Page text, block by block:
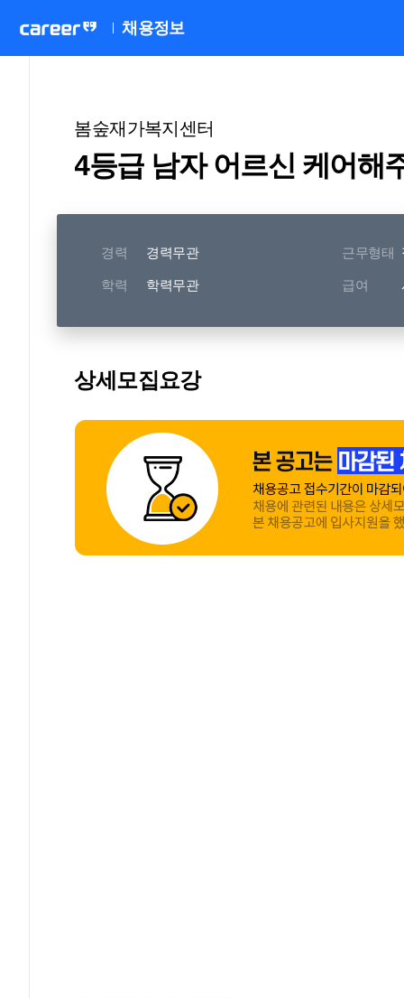
채용정보
봄숲재가복지센터
4등급 남자 어르신 케어해
경력 경력무관 근무형태
학력 학력무관 급여
상세모집요강